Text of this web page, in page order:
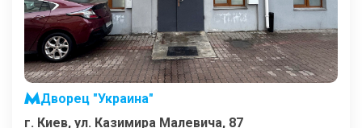
Дворец "Украина"
г. Киев, ул. Казимира Малевича, 87